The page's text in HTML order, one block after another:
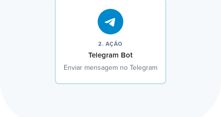
2. AÇÃO
Telegram Bot
Enviar mensagem no Telegram